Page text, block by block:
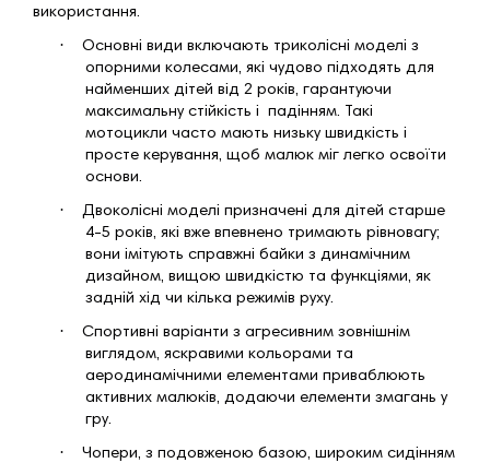
використання.
·
Основні види включають триколісні моделі з
опорними колесами, які чудово підходять для
найменших дітей від 2 років, гарантуючи
максимальну стійкість і падінням. Такі
мотоцикли часто мають низьку швидкість і
просте керування, щоб малюк міг легко освоїти
основи.
·
Двоколісні моделі призначені для дітей старше
4-5 років, які вже впевнено тримають рівновагу;
вони імітують справжні байки з динамічним
дизайном, вищою швидкістю та функціями, як
задній хід чи кілька режимів руху.
·
Спортивні варіанти з агресивним зовнішнім
виглядом, яскравими кольорами та
аеродинамічними елементами приваблюють
активних малюків, додаючи елементи змагань у
гру.
·
Чопери, з подовженою базою, широким сидінням